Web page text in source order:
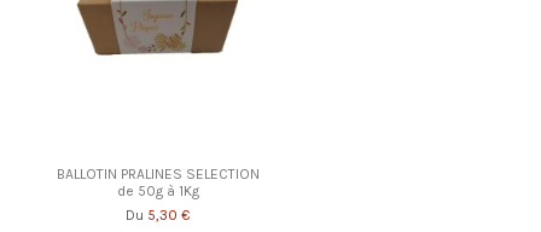
BALLOTIN PRALINES SELECTION
de 50g à 1Kg
Du 5,30 €